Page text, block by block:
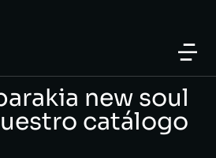
new soul
catálogo